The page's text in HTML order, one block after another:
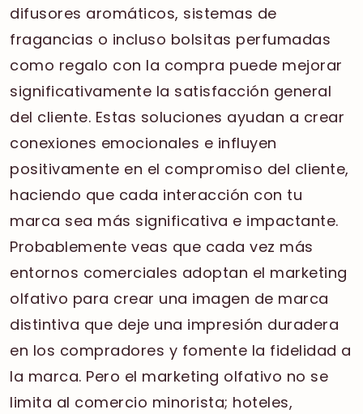
difusores aromáticos, sistemas de
fragancias o incluso bolsitas perfumadas
como regalo con la compra puede mejorar
significativamente la satisfacción general
del cliente. Estas soluciones ayudan a crear
conexiones emocionales e influyen
positivamente en el compromiso del cliente,
haciendo que cada interacción con tu
marca sea más significativa e impactante.
Probablemente veas que cada vez más
entornos comerciales adoptan el marketing
olfativo para crear una imagen de marca
distintiva que deje una impresión duradera
en los compradores y fomente la fidelidad a
la marca. Pero el marketing olfativo no se
limita al comercio minorista; hoteles,